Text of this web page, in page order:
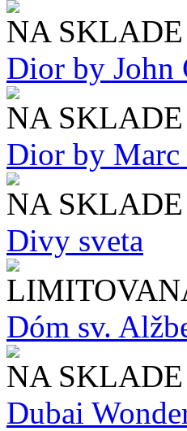
NA SKLADE
Dior by John
NA SKLADE
Dior by Marc
NA SKLADE
Divy sveta
Dóm sv.
NA SKLADE
Dubai